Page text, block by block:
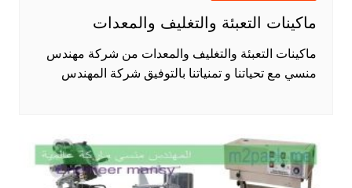
ماكينات التعبئة والتغليف والمعدات
ماكينات التعبئة والتغليف والمعدات من شركة مهندس
منسي مع تحياتنا و تمنياتنا بالتوفيق شركة المهندس